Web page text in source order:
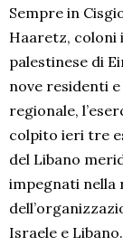
Sempre in
Haaretz, coloni
palestinese di
nove residenti
regionale,
colpito ieri tre
del Libano
impegnati
Israele e Libano.